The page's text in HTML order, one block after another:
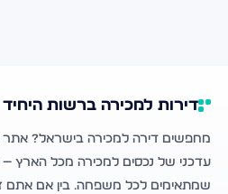
דירות למכירה ברשות היחיד
מחפשים דירה למכירה בישראל? אתר
עדכני של נכסים למכירה מכל הארץ —
שמתאימים לכל משפחה. בין אם אתם